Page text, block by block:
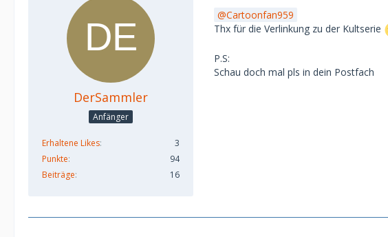
DerSammler
Anfänger
Erhaltene Likes
3
Punkte
94
Beiträge
16
Cartoonfan959
Thx für die Verlinkung zu der Kultserie
P.S:
Schau doch mal pls in dein Postfach